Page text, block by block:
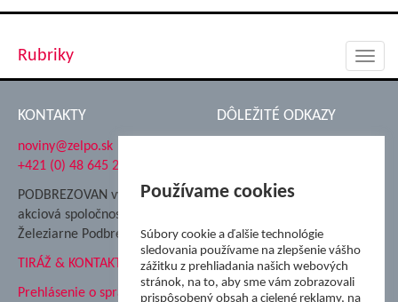
Rubriky
KONTAKTY
noviny@zelpo.sk
+421 (0) 48 645 2711
PODBREZOVAN vydáva
akciová spoločnosť
Železiarne Podbrezová
TIRÁŽ & KONTAKT
Prehlásenie o spracovaní
DÔLEŽITÉ ODKAZY
Nadácia Železiarne
ŽP Informatika s.r.o.
ŠK Železiarne Podbrezová
Tále a.s.
Používame cookies
Súbory cookie a ďalšie technológie
sledovania používame na zlepšenie vášho
zážitku z prehliadania našich webových
stránok, na to, aby sme vám zobrazovali
prispôsobený obsah a cielené reklamy, na